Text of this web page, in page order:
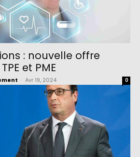
: nouvelle offre
et PME
Avr 19, 2024 0